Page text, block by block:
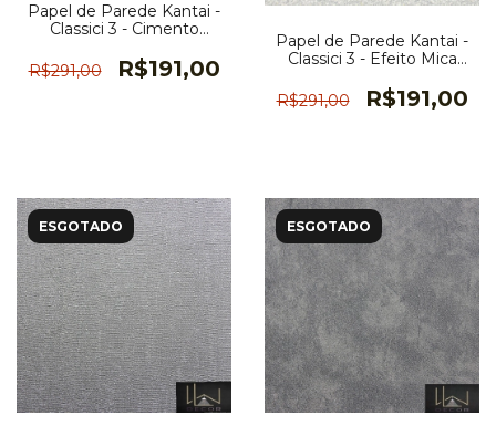
Papel de Parede Kantai -
Classici 3 - Cimento
3A093401R
R$291,00 R$191,00
Papel de Parede Kantai -
Classici 3 - Efeito Mica
R$291,00
R$191,00
ESGOTADO ESGOTADO